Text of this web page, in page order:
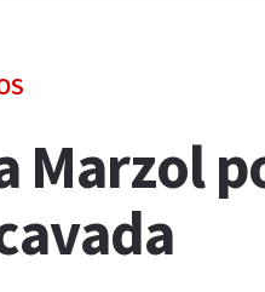
Marzol